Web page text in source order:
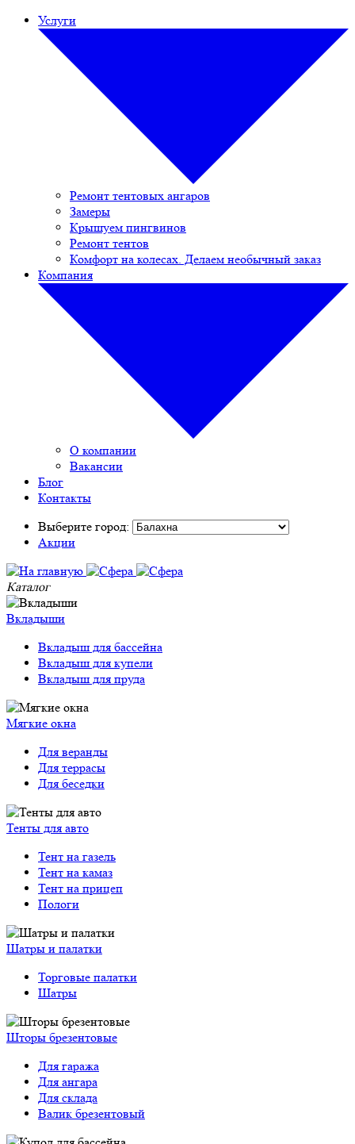
Услуги
Ремонт тентовых ангаров
Замеры
Крышуем пингвинов
Ремонт тентов
Комфорт на колесах. Делаем необычный заказ
Компания
О компании
Вакансии
Блог
Контакты
Выберите город:
Акции
Каталог
Вкладыши
Вкладыш для бассейна
Вкладыш для купели
Вкладыш для пруда
Мягкие окна
Для веранды
Для террасы
Для беседки
Тенты для авто
Тент на газель
Тент на камаз
Тент на прицеп
Пологи
Шатры и палатки
Торговые палатки
Шатры
Шторы брезентовые
Для гаража
Для ангара
Для склада
Валик брезентовый